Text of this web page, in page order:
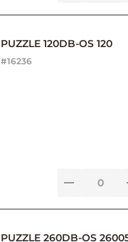
PUZZLE 120DB-OS 120
#16236
PUZZLE 260DB-OS